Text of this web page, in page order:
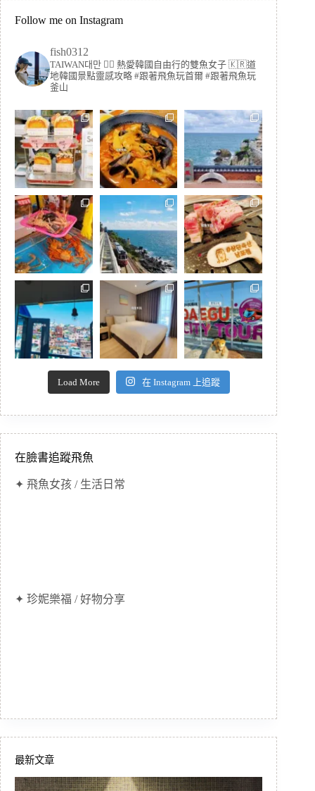
Follow me on Instagram
fish0312
TAIWAN대만 🏳️‍🌈 熱愛韓國自由行的雙魚女子 🇰🇷道
地韓國景點靈感攻略 #跟著飛魚玩首爾 #跟著飛魚玩
釜山
Load More 在 Instagram 上追蹤
在臉書追蹤飛魚
✦ 飛魚女孩 / 生活日常
✦ 珍妮樂福 / 好物分享
最新文章